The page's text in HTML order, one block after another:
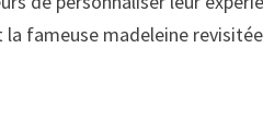
fameuse madeleine